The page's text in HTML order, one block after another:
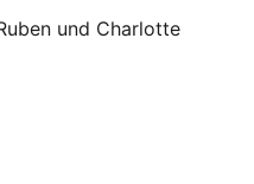
und Charlotte